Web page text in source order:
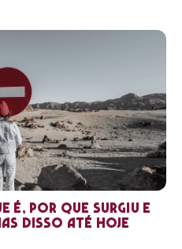
é, por que surgiu e
disso até hoje